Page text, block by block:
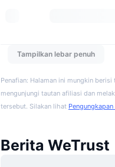
Tampilkan lebar penuh
Penafian: Halaman ini mungkin
mengunjungi tautan afiliasi dan
tersebut. Silakan lihat
Berita WeTrust